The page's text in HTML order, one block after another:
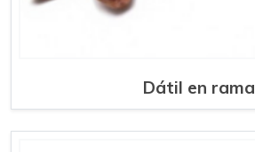
Dátil en rama